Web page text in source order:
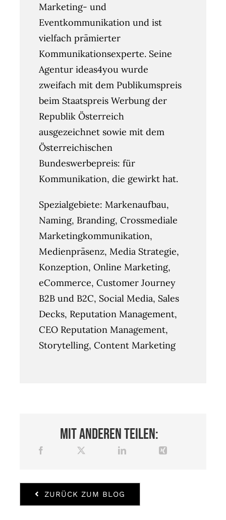
Marketing- und
Eventkommunikation und ist
vielfach prämierter
Kommunikationsexperte. Seine
Agentur ideas4you wurde
zweifach mit dem Publikumspreis
beim Staatspreis Werbung der
Republik Österreich
ausgezeichnet sowie mit dem
Österreichischen
Bundeswerbepreis: für
Kommunikation, die gewirkt hat.
Spezialgebiete: Markenaufbau,
Naming, Branding, Crossmediale
Marketingkommunikation,
Medienpräsenz, Media Strategie,
Konzeption, Online Marketing,
eCommerce, Customer Journey
B2B und B2C, Social Media, Sales
Decks, Reputation Management,
CEO Reputation Management,
Storytelling, Content Marketing
Mit anderen teilen:
ZURÜCK ZUM BLOG